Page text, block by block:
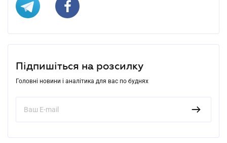
Підпишіться на розсилку
Головні новини і аналітика для вас по буднях